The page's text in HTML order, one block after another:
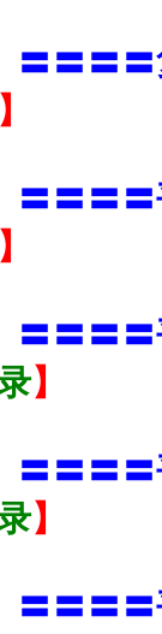
〓〓〓
〓〓〓
〓〓〓
】
〓〓〓
】
〓〓〓